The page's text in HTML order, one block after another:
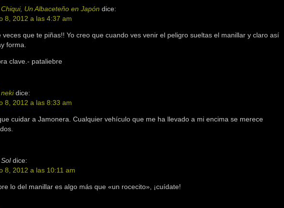
Chiqui, Un Albaceteño en Japón dice:
8, 2012 a las 4:37 am
veces que te piñas!! Yo creo que cuando ves venir el peligro sueltas el manillar y claro así
forma.
clave.- pataliebre
neki dice:
8, 2012 a las 8:33 am
cuidar a Jamonera. Cualquier vehículo que me ha llevado a mi encima se merece
Sol dice:
8, 2012 a las 10:11 am
lo del manillar es algo más que «un rocecito», ¡cuídate!